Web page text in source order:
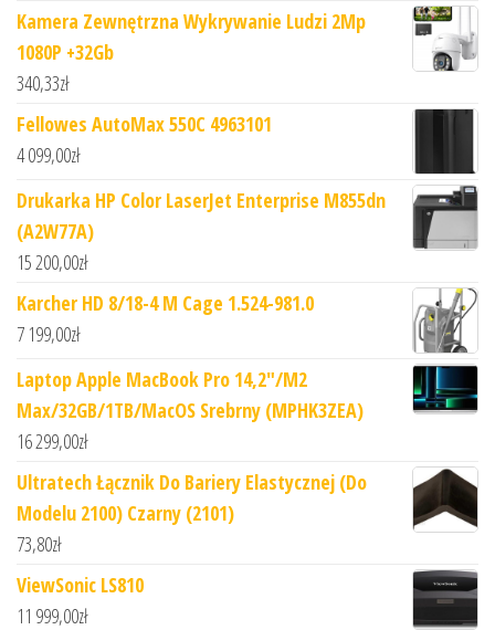
Kamera Zewnętrzna Wykrywanie Ludzi 2Mp
1080P +32Gb
340,33zł
Fellowes AutoMax 550C 4963101
4 099,00zł
Drukarka HP Color LaserJet Enterprise M855dn
(A2W77A)
15 200,00zł
Karcher HD 8/18-4 M Cage 1.524-981.0
7 199,00zł
Laptop Apple MacBook Pro 14,2"/M2
Max/32GB/1TB/MacOS Srebrny (MPHK3ZEA)
16 299,00zł
Ultratech Łącznik Do Bariery Elastycznej (Do
Modelu 2100) Czarny (2101)
73,80zł
ViewSonic LS810
11 999,00zł